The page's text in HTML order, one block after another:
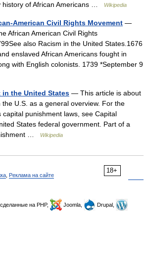
history of African Americans …
Wikipedia
American Civil Rights Movement —
African American Civil Rights
also Racism in the United States.1676
enslaved African Americans fought in
with English colonists. 1739 *September 9
the United States — This article is about
U.S. as a general overview. For the
punishment laws, see Capital
States federal government. Part of a
…
Wikipedia
18+
Реклама на сайте
, сделанные на PHP, Joomla,
Drupal,